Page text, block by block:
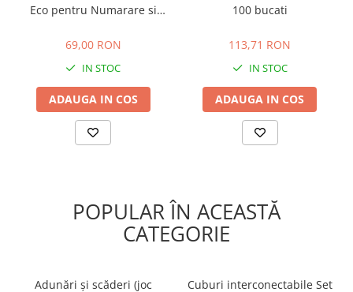
Eco pentru Numarare si
Culori, 3+ Ani
69,00 RON
IN STOC
ADAUGA IN COS
100 bucati
113,71 RON
IN STOC
ADAUGA IN COS
POPULAR ÎN ACEASTĂ
CATEGORIE
Adunări și scăderi (joc
Cuburi interconectabile Set